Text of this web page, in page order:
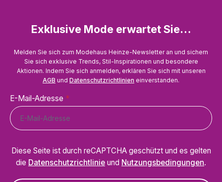
Exklusive Mode erwartet Sie…
Melden Sie sich zum Modehaus Heinze-Newsletter an und sichern
Sie sich exklusive Trends, Stil-Inspirationen und besondere
Aktionen. Indem Sie sich anmelden, erklären Sie sich mit unseren
AGB und Datenschutzrichtlinien einverstanden.
E-Mail-Adresse *
Diese Seite ist durch reCAPTCHA geschützt und es gelten
die Datenschutzrichtlinie und Nutzungsbedingungen.